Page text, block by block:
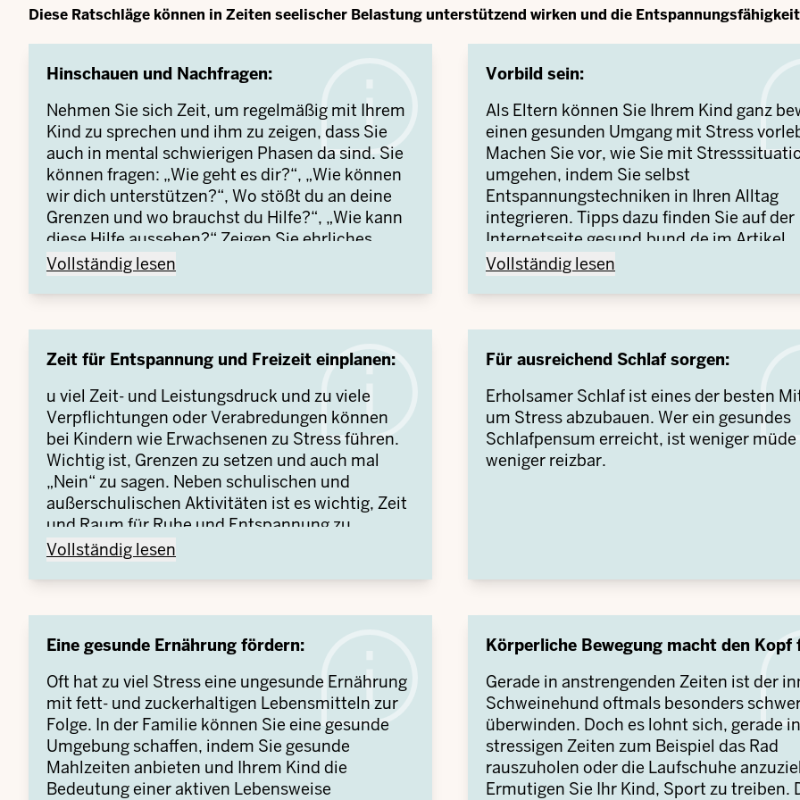
Diese Ratschläge können in Zeiten seelischer Belastung unterstützend wirken und die
Hinschauen und Nachfragen:
Nehmen Sie sich Zeit, um regelmäßig mit Ihrem
Kind zu sprechen und ihm zu zeigen, dass Sie
auch in mental schwierigen Phasen da sind. Sie
können fragen: „Wie geht es dir?“, „Wie können
wir dich unterstützen?“, Wo stößt du an deine
Grenzen und wo brauchst du Hilfe?“, „Wie kann
diese Hilfe aussehen?“ Zeigen Sie ehrliches
Interesse und Verständnis für die Sorgen und
Ängste.
Hinschauen und Nachfragen: -
Vollständig lesen
Vorbild sein:
Als Eltern können Sie Ihrem Kind ganz
einen gesunden Umgang mit Stress
Machen Sie vor, wie Sie mit
umgehen, indem Sie selbst
Entspannungstechniken in Ihren Alltag
integrieren. Tipps dazu finden Sie auf der
Internetseite gesund.bund.de im Artikel
“Entspannungstechniken: Welche
gegen Stress helfen können”. Ermutigen
auszuprobieren.
Vorbild sein: -
Vollständig lesen
Zeit für Entspannung und Freizeit einplanen:
u viel Zeit- und Leistungsdruck und zu viele
Verpflichtungen oder Verabredungen können
bei Kindern wie Erwachsenen zu Stress führen.
Wichtig ist, Grenzen zu setzen und auch mal
„Nein“ zu sagen. Neben schulischen und
außerschulischen Aktivitäten ist es wichtig, Zeit
und Raum für Ruhe und Entspannung zu
schaffen. Unterstützen Sie Ihre Tochter oder
Ihren Sohn dabei, Hobbys oder Aktivitäten zu
abzubauen.
Zeit für Entspannung und Freizeit einplanen: -
Vollständig lesen
Für ausreichend Schlaf sorgen:
Erholsamer Schlaf ist eines der besten
um Stress abzubauen. Wer ein gesundes
Schlafpensum erreicht, ist weniger müde
weniger reizbar.
Eine gesunde Ernährung fördern:
Oft hat zu viel Stress eine ungesunde Ernährung
mit fett- und zuckerhaltigen Lebensmitteln zur
Folge. In der Familie können Sie eine gesunde
Umgebung schaffen, indem Sie gesunde
Mahlzeiten anbieten und Ihrem Kind die
Bedeutung einer aktiven Lebensweise
Körperliche Bewegung macht den Kopf
Gerade in anstrengenden Zeiten ist der
Schweinehund oftmals besonders
überwinden. Doch es lohnt sich, gerade in
stressigen Zeiten zum Beispiel das Rad
rauszuholen oder die Laufschuhe
Ermutigen Sie Ihr Kind, Sport zu treiben.